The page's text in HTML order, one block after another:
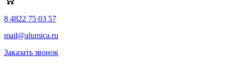
8 4822 75 03 57
mail@alumica.ru
Заказать звонок